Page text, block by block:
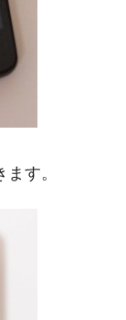
す。